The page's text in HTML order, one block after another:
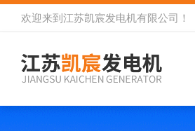
欢迎来到 江苏凯宸发电机有限公司 ！